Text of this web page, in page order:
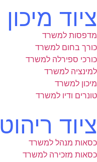
ציוד מיכון
מדפסות למשרד
כורך בחום למשרד
כורכי ספירלה למשרד
למינציה למשרד
מיכון למשרד
טונרים ודיו למשרד
ציוד ריהוט
כסאות מנהל למשרד
כסאות מזכירה למשרד